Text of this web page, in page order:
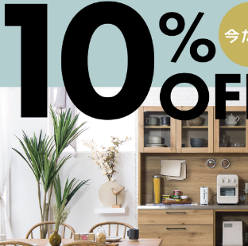
ペンダントランプ。
ドからこぼれる穏やかな灯りが特徴
則な抜け感を生み出します。 隙間から漏
し黄色味のあるアイボリーカラーが空間に